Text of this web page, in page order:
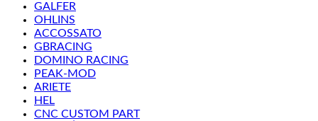
GALFER
OHLINS
ACCOSSATO
GBRACING
DOMINO RACING
PEAK-MOD
ARIETE
HEL
CNC CUSTOM PART